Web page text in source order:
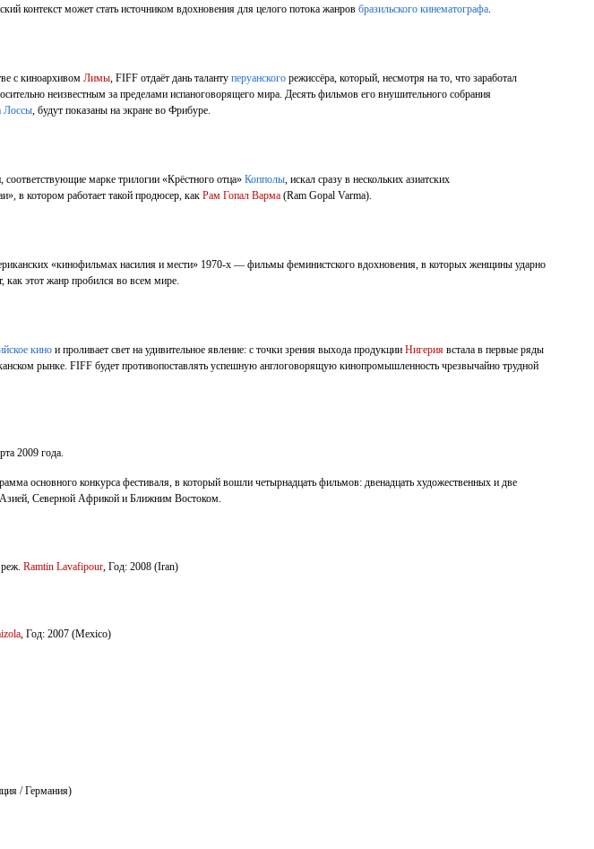
контекст может стать источником вдохновения для целого потока жанров бразильского кинематографа.
с киноархивом Лимы, FIFF отдаёт дань таланту перуанского режиссёра, который, несмотря на то, что заработал
неизвестным за пределами испаноговорящего мира. Десять фильмов его внушительного собрания
Лоссы, будут показаны на экране во Фрибуре.
марке трилогии «Крёстного отца» Копполы, искал сразу в нескольких азиатских
в котором работает такой продюсер, как Рам Гопал Варма (Ram Gopal Varma).
«кинофильмах насилия и мести» 1970-х — фильмы феминистского вдохновения, в которых женщины ударно
этот жанр пробился во всем мире.
кино и проливает свет на удивительное явление: с точки зрения выхода продукции Нигерия встала в первые ряды
рынке. FIFF будет противопоставлять успешную англоговорящую кинопромышленность чрезвычайно трудной
2009 года.
основного конкурса фестиваля, в который вошли четырнадцать фильмов: двенадцать художественных и две
Северной Африкой и Ближним Востоком.
Ramtin Lavafipour , Год: 2008 (Iran)
, Год: 2007 (Mexico)
/ Германия)